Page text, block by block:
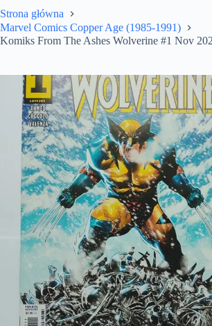
Strona główna
Marvel Comics Copper Age (1985-1991)
Komiks From The Ashes Wolverine #1 Nov